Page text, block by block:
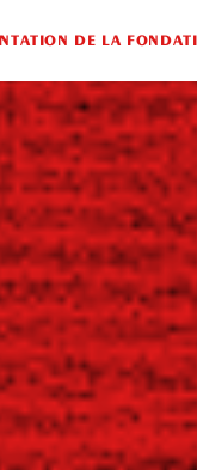
DE LA